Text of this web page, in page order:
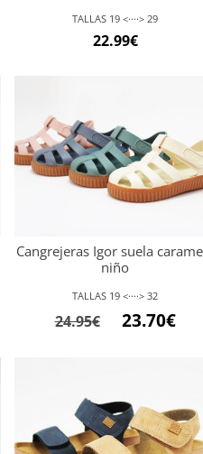
TALLAS 19 <····> 29
22.99€
Cangrejeras Igor suela
niño
TALLAS 19 <····> 32
24.95€
El
24.95€.
23.70€El